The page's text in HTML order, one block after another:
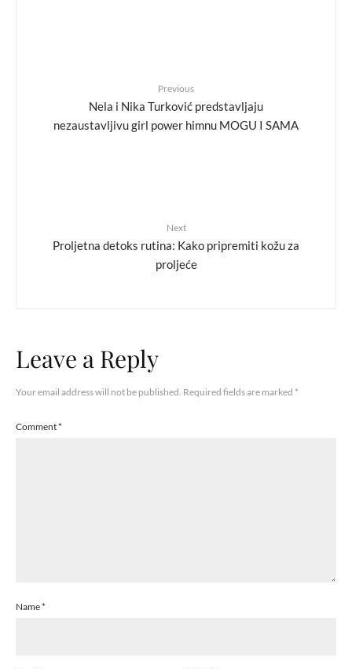
Previous
Nela i Nika Turković predstavljaju
nezaustavljivu girl power himnu MOGU I SAMA
Next
Proljetna detoks rutina: Kako pripremiti kožu za
proljeće
Leave a Reply
Your email address will not be published. Required fields are marked *
Comment*
Name*